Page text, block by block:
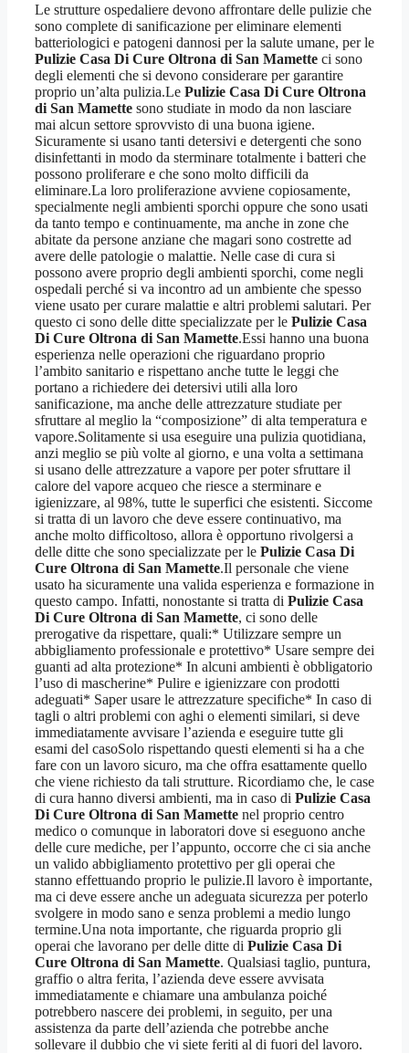
Le strutture ospedaliere devono affrontare delle pulizie che
sono complete di sanificazione per eliminare elementi
batteriologici e patogeni dannosi per la salute umane, per le
Pulizie Casa Di Cure Oltrona di San Mamette ci sono
degli elementi che si devono considerare per garantire
proprio un’alta pulizia.Le Pulizie Casa Di Cure Oltrona
di San Mamette sono studiate in modo da non lasciare
mai alcun settore sprovvisto di una buona igiene.
Sicuramente si usano tanti detersivi e detergenti che sono
disinfettanti in modo da sterminare totalmente i batteri che
possono proliferare e che sono molto difficili da
eliminare.La loro proliferazione avviene copiosamente,
specialmente negli ambienti sporchi oppure che sono usati
da tanto tempo e continuamente, ma anche in zone che
abitate da persone anziane che magari sono costrette ad
avere delle patologie o malattie. Nelle case di cura si
possono avere proprio degli ambienti sporchi, come negli
ospedali perché si va incontro ad un ambiente che spesso
viene usato per curare malattie e altri problemi salutari. Per
questo ci sono delle ditte specializzate per le Pulizie Casa
Di Cure Oltrona di San Mamette.Essi hanno una buona
esperienza nelle operazioni che riguardano proprio
l’ambito sanitario e rispettano anche tutte le leggi che
portano a richiedere dei detersivi utili alla loro
sanificazione, ma anche delle attrezzature studiate per
sfruttare al meglio la “composizione” di alta temperatura e
vapore.Solitamente si usa eseguire una pulizia quotidiana,
anzi meglio se più volte al giorno, e una volta a settimana
si usano delle attrezzature a vapore per poter sfruttare il
calore del vapore acqueo che riesce a sterminare e
igienizzare, al 98%, tutte le superfici che esistenti. Siccome
si tratta di un lavoro che deve essere continuativo, ma
anche molto difficoltoso, allora è opportuno rivolgersi a
delle ditte che sono specializzate per le Pulizie Casa Di
Cure Oltrona di San Mamette.Il personale che viene
usato ha sicuramente una valida esperienza e formazione in
questo campo. Infatti, nonostante si tratta di Pulizie Casa
Di Cure Oltrona di San Mamette, ci sono delle
prerogative da rispettare, quali:* Utilizzare sempre un
abbigliamento professionale e protettivo* Usare sempre dei
guanti ad alta protezione* In alcuni ambienti è obbligatorio
l’uso di mascherine* Pulire e igienizzare con prodotti
adeguati* Saper usare le attrezzature specifiche* In caso di
tagli o altri problemi con aghi o elementi similari, si deve
immediatamente avvisare l’azienda e eseguire tutte gli
esami del casoSolo rispettando questi elementi si ha a che
fare con un lavoro sicuro, ma che offra esattamente quello
che viene richiesto da tali strutture. Ricordiamo che, le case
di cura hanno diversi ambienti, ma in caso di Pulizie Casa
Di Cure Oltrona di San Mamette nel proprio centro
medico o comunque in laboratori dove si eseguono anche
delle cure mediche, per l’appunto, occorre che ci sia anche
un valido abbigliamento protettivo per gli operai che
stanno effettuando proprio le pulizie.Il lavoro è importante,
ma ci deve essere anche un adeguata sicurezza per poterlo
svolgere in modo sano e senza problemi a medio lungo
termine.Una nota importante, che riguarda proprio gli
operai che lavorano per delle ditte di Pulizie Casa Di
Cure Oltrona di San Mamette. Qualsiasi taglio, puntura,
graffio o altra ferita, l’azienda deve essere avvisata
immediatamente e chiamare una ambulanza poiché
potrebbero nascere dei problemi, in seguito, per una
assistenza da parte dell’azienda che potrebbe anche
sollevare il dubbio che vi siete feriti al di fuori del lavoro.